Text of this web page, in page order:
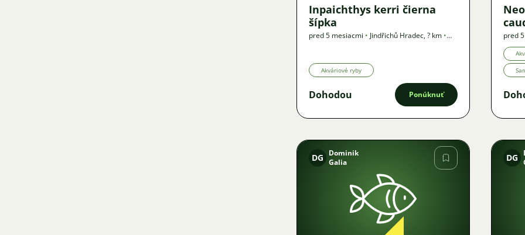
Inpaichthys kerri čierna
šípka
pred 5 mesiacmi • Jindřichů Hradec,? km •
Akváriové ryby
Dohodou Ponúknuť
pred
Obrázok
DG
Dominik
Galia
DG